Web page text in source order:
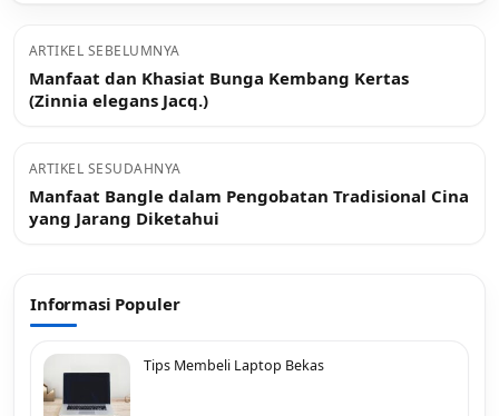
ARTIKEL SEBELUMNYA
Manfaat dan Khasiat Bunga Kembang Kertas
(Zinnia elegans Jacq.)
ARTIKEL SESUDAHNYA
Manfaat Bangle dalam Pengobatan Tradisional Cina
yang Jarang Diketahui
Informasi Populer
Tips Membeli Laptop Bekas